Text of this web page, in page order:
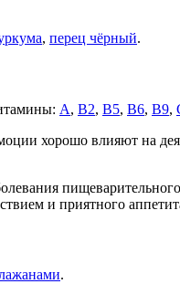
, перец чёрный.
A, B2, B5, B6, B9,
хорошо влияют на
пищеварительного
и приятного
.